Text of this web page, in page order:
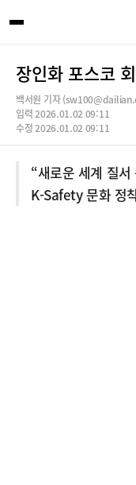
장인화 포스코
백서원 기자
입력 2026.01.02 09:11
수정 2026.01.02 09:11
“새로운 세계 질
K-Safety 문화 정